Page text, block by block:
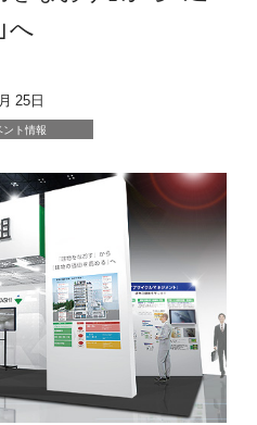
へ
25日
ント情報